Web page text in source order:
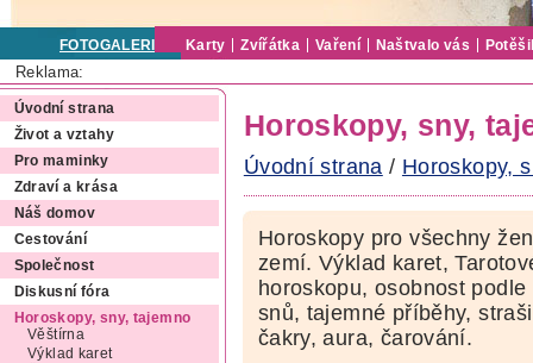
FOTOGALERIE Karty Zvířátka Vaření Naštvalo vás
Reklama:
Úvodní strana
Život a vztahy
Pro maminky
Zdraví a krása
Náš domov
Cestování
Společnost
Diskusní fóra
Horoskopy, sny, tajemno
Věštírna
Výklad karet
Horoskopy, sny,
Úvodní strana / Horoskopy,
Horoskopy pro všechny
zemí. Výklad karet,
horoskopu, osobnost
snů, tajemné příběhy,
čakry, aura, čarování.